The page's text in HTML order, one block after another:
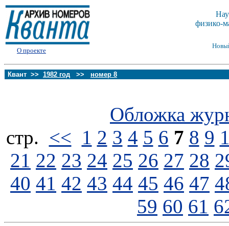
О проекте
физико-
Квант >> 1982 год >> номер 8
Обложка
стp. << 1 2 3 4 5 6 7 8 9
21 22 23 24 25 26 27 28
40 41 42 43 44 45 46 47
59 60 61